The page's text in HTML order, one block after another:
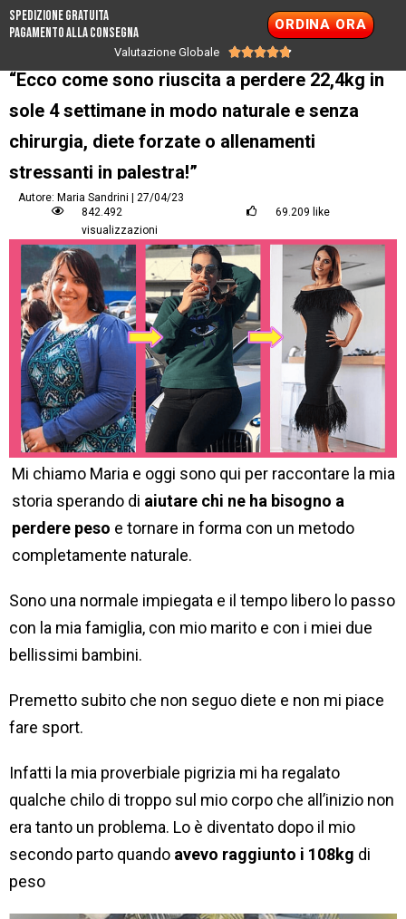
SPEDIZIONE GRATUITA
PAGAMENTO ALLA CONSEGNA
ORDINA ORA
Valutazione Globale 
“Ecco come sono riuscita a perdere 22,4kg in
sole 4 settimane in modo naturale e senza
chirurgia, diete forzate o allenamenti
stressanti in palestra!”
Autore: Maria Sandrini | 27/04/23
842.492
visualizzazioni
69.209 like
Mi chiamo Maria e oggi sono qui per raccontare la mia
storia sperando di aiutare chi ne ha bisogno a
perdere peso e tornare in forma con un metodo
completamente naturale.
Sono una normale impiegata e il tempo libero lo passo
con la mia famiglia, con mio marito e con i miei due
bellissimi bambini.
Premetto subito che non seguo diete e non mi piace
fare sport.
Infatti la mia proverbiale pigrizia mi ha regalato
qualche chilo di troppo sul mio corpo che all’inizio non
era tanto un problema. Lo è diventato dopo il mio
secondo parto quando avevo raggiunto i 108kg di
peso